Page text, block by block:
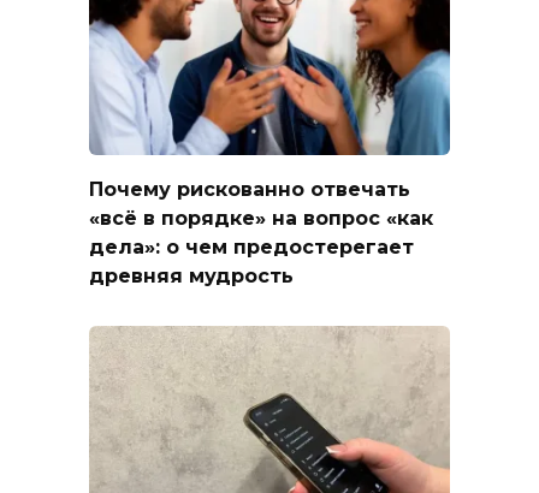
Почему рискованно отвечать
«всё в порядке» на вопрос «как
дела»: о чем предостерегает
древняя мудрость